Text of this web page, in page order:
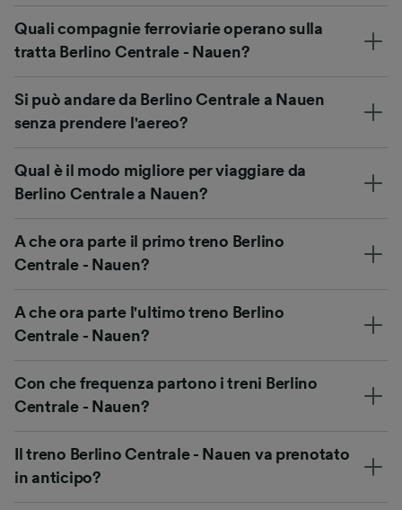
Quali compagnie ferroviarie operano sulla
tratta Berlino Centrale - Nauen?
Si può andare da Berlino Centrale a Nauen
senza prendere l'aereo?
Qual è il modo migliore per viaggiare da
Berlino Centrale a Nauen?
A che ora parte il primo treno Berlino
Centrale - Nauen?
A che ora parte l'ultimo treno Berlino
Centrale - Nauen?
Con che frequenza partono i treni Berlino
Centrale - Nauen?
Il treno Berlino Centrale - Nauen va prenotato
in anticipo?